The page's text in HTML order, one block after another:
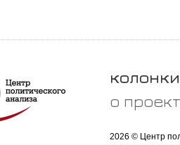
колонки
о
2026 © Центр